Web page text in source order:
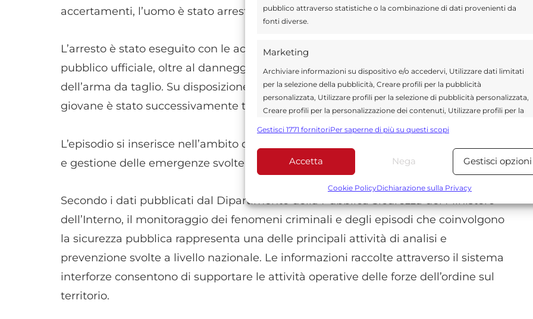
pubblico attraverso statistiche o la combinazione di dati provenienti da
fonti diverse.
Marketing
Archiviare informazioni su dispositivo e/o accedervi, Utilizzare dati limitati
per la selezione della pubblicità, Creare profili per la pubblicità
personalizzata, Utilizzare profili per la selezione di pubblicità personalizzata,
Creare profili per la personalizzazione dei contenuti, Utilizzare profili per la
Utilizzare dati limitati per la selezione dei contenuti.
Funzionalità Sempre
Abbinare e combinare dati provenienti da altre fonti di dati,
alle informazioni trasmesse automaticamente.
Utilizzare dati di geolocalizzazione precisi, Riconoscere i
dispositivi in base a informazioni richieste attivamente.
Gestisci 1771 fornitoriPer saperne di più su questi scopi
Accetta Nega Gestisci opzioni
Cookie PolicyDichiarazione sulla Privacy
accertamenti, l’uomo è stato arrestato in flagranza di reato.
L’arresto è stato eseguito con le accuse di minaccia, violenza e resistenza a
pubblico ufficiale, oltre al danneggiamento della struttura e al porto abusivo
dell’arma da taglio. Su disposizione della Procura della Repubblica di Ragusa, il
giovane è stato successivamente trasferito in carcere.
L’episodio si inserisce nell’ambito delle attività quotidiane di controllo del territorio
e gestione delle emergenze svolte dalle forze di polizia nella provincia iblea.
Secondo i dati pubblicati dal Dipartimento della Pubblica Sicurezza del Ministero
dell’Interno, il monitoraggio dei fenomeni criminali e degli episodi che coinvolgono
la sicurezza pubblica rappresenta una delle principali attività di analisi e
prevenzione svolte a livello nazionale. Le informazioni raccolte attraverso il sistema
interforze consentono di supportare le attività operative delle forze dell’ordine sul
territorio.